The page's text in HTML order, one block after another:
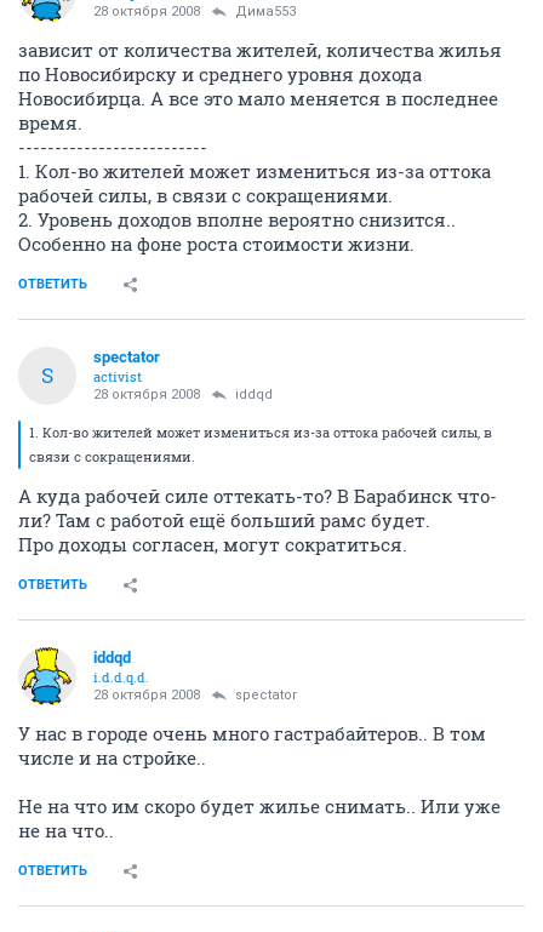
28 октября 2008 Дима553
зависит от количества жителей, количества жилья
по Новосибирску и среднего уровня дохода
Новосибирца. А все это мало меняется в последнее
время.
--------------------------
1. Кол-во жителей может измениться из-за оттока
рабочей силы, в связи с сокращениями.
2. Уровень доходов вполне вероятно снизится..
Особенно на фоне роста стоимости жизни.
ОТВЕТИТЬ
S
spectator
activist
28 октября 2008 iddqd
1. Кол-во жителей может измениться из-за оттока рабочей силы, в
связи с сокращениями.
А куда рабочей силе оттекать-то? В Барабинск что-
ли? Там с работой ещё больший рамс будет.
Про доходы согласен, могут сократиться.
ОТВЕТИТЬ
iddqd
i.d.d.q.d.
28 октября 2008 spectator
У нас в городе очень много гастрабайтеров.. В том
числе и на стройке..
Не на что им скоро будет жилье снимать.. Или уже
не на что..
ОТВЕТИТЬ